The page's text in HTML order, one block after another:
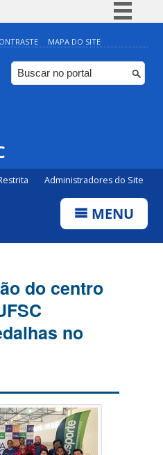
Simplifique!
Comunica BR
Participe
MAPA DO SITE
Administradores do Site
MENU
do centro
no